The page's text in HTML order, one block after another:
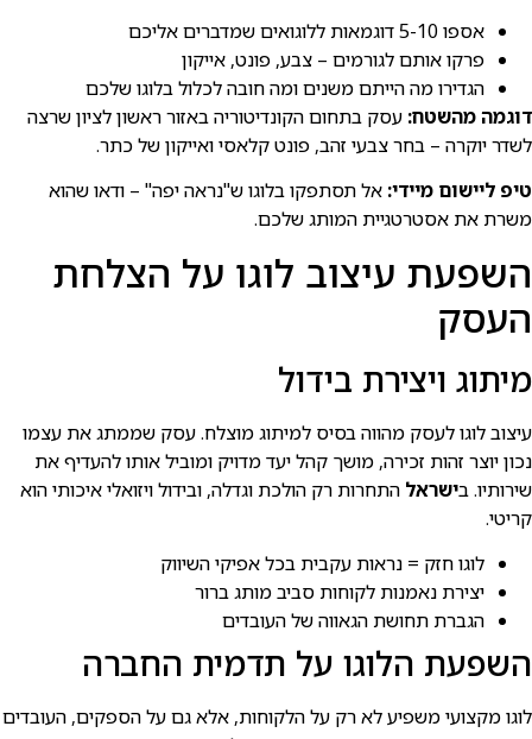
אספו 5-10 דוגמאות ללוגואים שמדברים אליכם
פרקו אותם לגורמים – צבע, פונט, אייקון
הגדירו מה הייתם משנים ומה חובה לכלול בלוגו שלכם
דוגמה מהשטח: עסק בתחום הקונדיטוריה באזור ראשון לציון שרצה
לשדר יוקרה – בחר צבעי זהב, פונט קלאסי ואייקון של כתר.
טיפ ליישום מיידי: אל תסתפקו בלוגו ש"נראה יפה" – ודאו שהוא
משרת את אסטרטגיית המותג שלכם.
השפעת עיצוב לוגו על הצלחת
העסק
מיתוג ויצירת בידול
עיצוב לוגו לעסק מהווה בסיס למיתוג מוצלח. עסק שממתג את עצמו
נכון יוצר זהות זכירה, מושך קהל יעד מדויק ומוביל אותו להעדיף את
שירותיו. בישראל התחרות רק הולכת וגדלה, ובידול ויזואלי איכותי הוא
קריטי.
לוגו חזק = נראות עקבית בכל אפיקי השיווק
יצירת נאמנות לקוחות סביב מותג ברור
הגברת תחושת הגאווה של העובדים
השפעת הלוגו על תדמית החברה
לוגו מקצועי משפיע לא רק על הלקוחות, אלא גם על הספקים, העובדים